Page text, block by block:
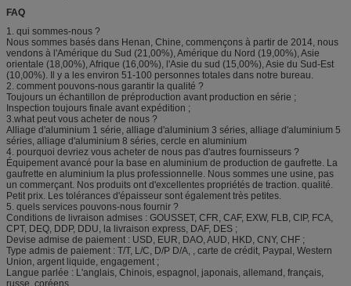
FAQ
1. qui sommes-nous ?
Nous sommes basés dans Henan, Chine, commençons à partir de 2014, nous
vendons à l'Amérique du Sud (21,00%), Amérique du Nord (19,00%), Asie
orientale (18,00%), Afrique (16,00%), l'Asie du sud (15,00%), Asie du Sud-Est
(10,00%). Il y a les environ 51-100 personnes totales dans notre bureau.
2. comment pouvons-nous garantir la qualité ?
Toujours un échantillon de préproduction avant production en série ;
Inspection toujours finale avant expédition ;
3.what peut vous acheter de nous ?
Alliage d'aluminium 1 série, alliage d'aluminium 3 séries, alliage d'aluminium 5
séries, alliage d'aluminium 8 séries, cercle en aluminium
4. pourquoi devriez vous acheter de nous pas d'autres fournisseurs ?
Équipement avancé pour la base en aluminium de production de gaufrette. La
gaufrette en aluminium la plus professionnelle. Nous sommes une usine, pas
un commerçant. Nos produits ont d'excellentes propriétés de traction. qualité.
Petit prix. Les tolérances d'épaisseur sont également très petites.
5. quels services pouvons-nous fournir ?
Conditions de livraison admises : GOUSSET, CFR, CAF, EXW, FLB, CIP, FCA,
CPT, DEQ, DDP, DDU, la livraison express, DAF, DES ;
Devise admise de paiement : USD, EUR, DAO, AUD, HKD, CNY, CHF ;
Type admis de paiement : T/T, L/C, D/P D/A, , carte de crédit, Paypal, Western
Union, argent liquide, engagement ;
Langue parlée : L'anglais, Chinois, espagnol, japonais, allemand, français,
russe, coréens